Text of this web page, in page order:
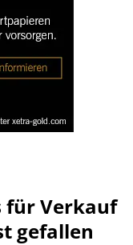
für Verkauf
gefallen